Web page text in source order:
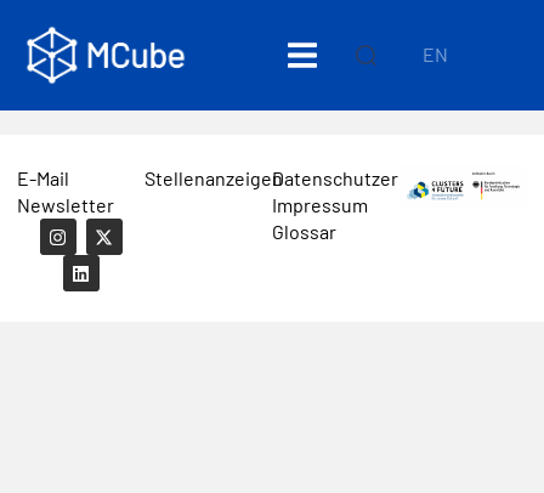
EN
E-Mail
Newsletter
StellenanzeigenDatenschutzerklärung
Impressum
Glossar